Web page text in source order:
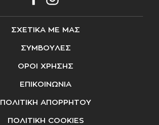
ΣΧΕΤΙΚΑ ΜΕ ΜΑΣ
ΣΥΜΒΟΥΛΕΣ
ΟΡΟΙ ΧΡΗΣΗΣ
ΕΠΙΚΟΙΝΩΝΙΑ
ΠΟΛΙΤΙΚΗ ΑΠΟΡΡΗΤΟΥ
ΠΟΛΙΤΙΚΗ COOKIES